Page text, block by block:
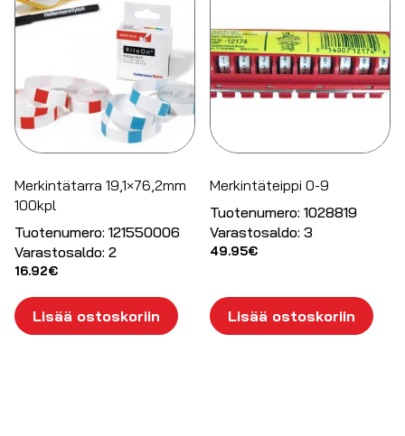
Merkintätarra 19,1×76,2mm
100kpl
Tuotenumero: 121550006
Varastosaldo: 2
16.92€
Lisää ostoskoriin
Merkintäteippi 0-9
Tuotenumero: 1028819
Varastosaldo: 3
49.95€
Lisää ostoskoriin